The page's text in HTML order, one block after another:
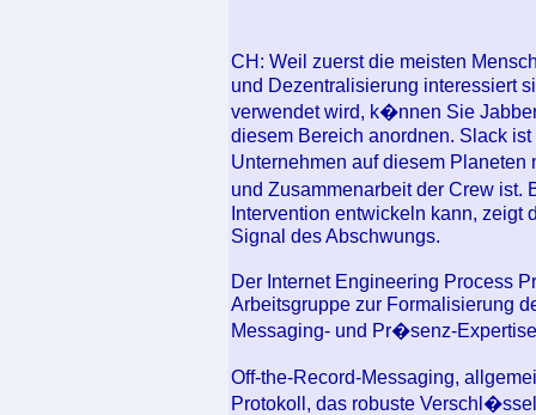
CH: Weil zuerst die meisten
und Dezentralisierung interessiert
verwendet wird, k�nnen Sie
diesem Bereich anordnen. Slack
Unternehmen auf diesem
und Zusammenarbeit der Crew
Intervention entwickeln kann, zeigt
Signal des Abschwungs.
Der Internet Engineering Process
Arbeitsgruppe zur Formalisierung
Messaging- und Pr�senz-
Off-the-Record-Messaging,
Protokoll, das robuste